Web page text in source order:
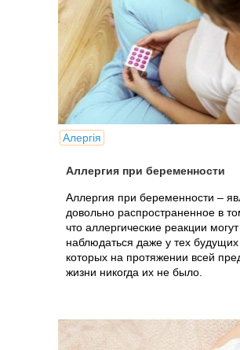
Алергія
Аллергия при беременности
Аллергия при беременности –
довольно распространенное в
что аллергические реакции могут
наблюдаться даже у тех
которых на протяжении всей
жизни никогда их не было.